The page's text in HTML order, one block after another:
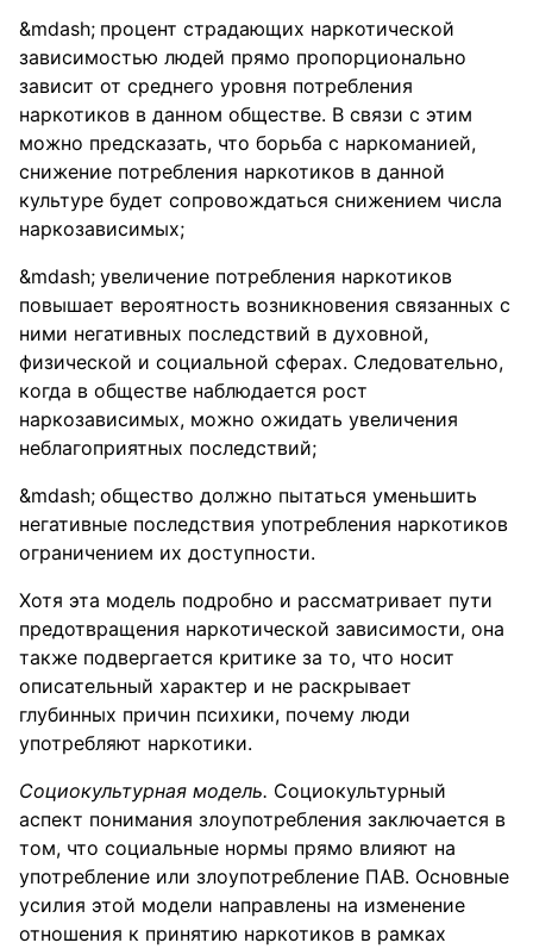
процент страдающих наркотической
зависимостью людей прямо пропорционально
зависит от среднего уровня потребления
наркотиков в данном обществе. В связи с этим
можно предсказать, что борьба с наркоманией,
снижение потребления наркотиков в данной
культуре будет сопровождаться снижением числа
наркозависимых;
увеличение потребления наркотиков
повышает вероятность возникновения связанных с
ними негативных последствий в духовной,
физической и социальной сферах. Следовательно,
когда в обществе наблюдается рост
наркозависимых, можно ожидать увеличения
неблагоприятных последствий;
общество должно пытаться уменьшить
негативные последствия употребления наркотиков
ограничением их доступности.
Хотя эта модель подробно и рассматривает пути
предотвращения наркотической зависимости, она
также подвергается критике за то, что носит
описательный характер и не раскрывает
глубинных причин психики, почему люди
употребляют наркотики.
Социокультурная модель. Социокультурный
аспект понимания злоупотребления заключается в
том, что социальные нормы прямо влияют на
употребление или злоупотребление ПАВ. Основные
усилия этой модели направлены на изменение
отношения к принятию наркотиков в рамках